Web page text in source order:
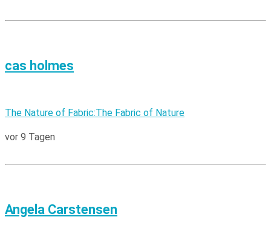
cas holmes
The Nature of Fabric:The Fabric of Nature
vor 9 Tagen
Angela Carstensen